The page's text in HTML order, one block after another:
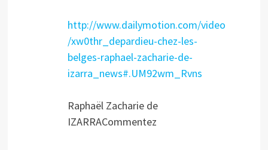
http://www.dailymotion.com/video
/xw0thr_depardieu-chez-les-
belges-raphael-zacharie-de-
izarra_news#.UM92wm_Rvns
Raphaël Zacharie de
IZARRACommentez